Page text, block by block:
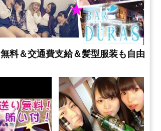
料＆交通費支給＆髪型服装も自由